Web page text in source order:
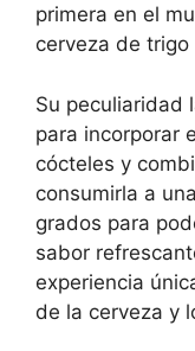
primera en el
cerveza de trigo
Su peculiaridad
para incorporar
cócteles y
consumirla a
grados para
sabor
experiencia
de la cerveza y